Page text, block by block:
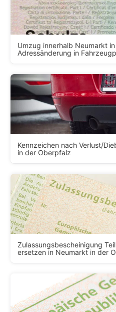
Umzug innerhalb Neumarkt
Adressänderung in
Kennzeichen nach Verlust/
in der Oberpfalz
Zulassungsbescheinigung
ersetzen in Neumarkt in der